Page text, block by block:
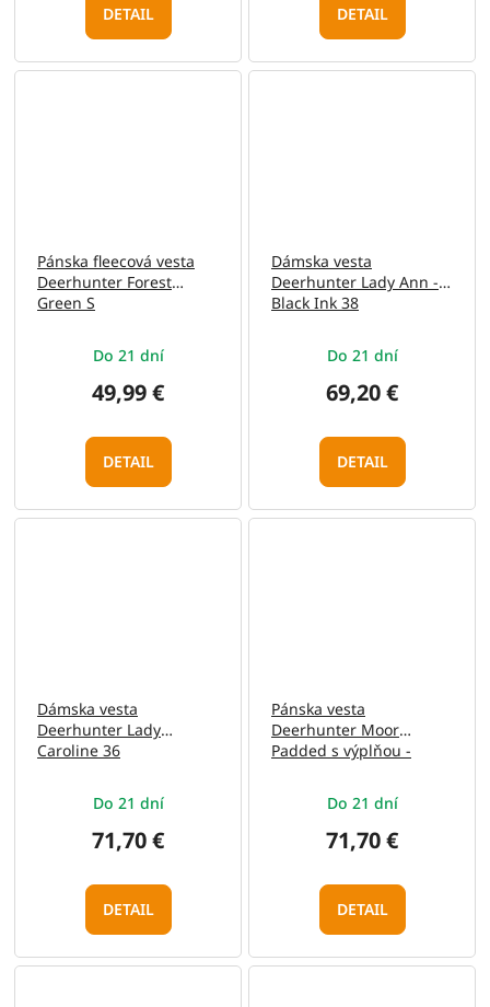
DETAIL DETAIL
Pánska fleecová vesta
Deerhunter Forest
Green S
Do 21 dní
49,99 €
DETAIL
Dámska vesta
Deerhunter Lady Ann -
Black Ink 38
Do 21 dní
69,20 €
DETAIL
Dámska vesta
Deerhunter Lady
Caroline 36
Do 21 dní
71,70 €
DETAIL
Pánska vesta
Deerhunter Moor
Padded s výplňou -
Do 21 dní
71,70 €
DETAIL